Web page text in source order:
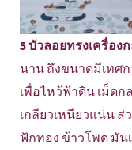
5 บัวลอยทรงเครื่อง
นาน ถึงขนาดมีเทศ
เพื่อไหว้ฟ้าดิน เม็ด
เกลียวเหนียวแน่น ส่
ฟักทอง ข้าวโพด มัน